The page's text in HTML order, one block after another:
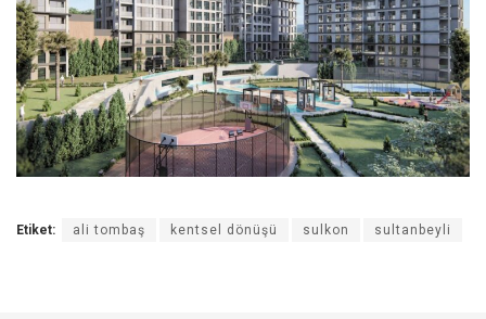
Etiket: ali tombaş kentsel dönüşü sulkon sultanbeyli